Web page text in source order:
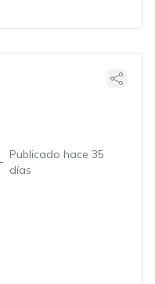
Publicado hace 35
días